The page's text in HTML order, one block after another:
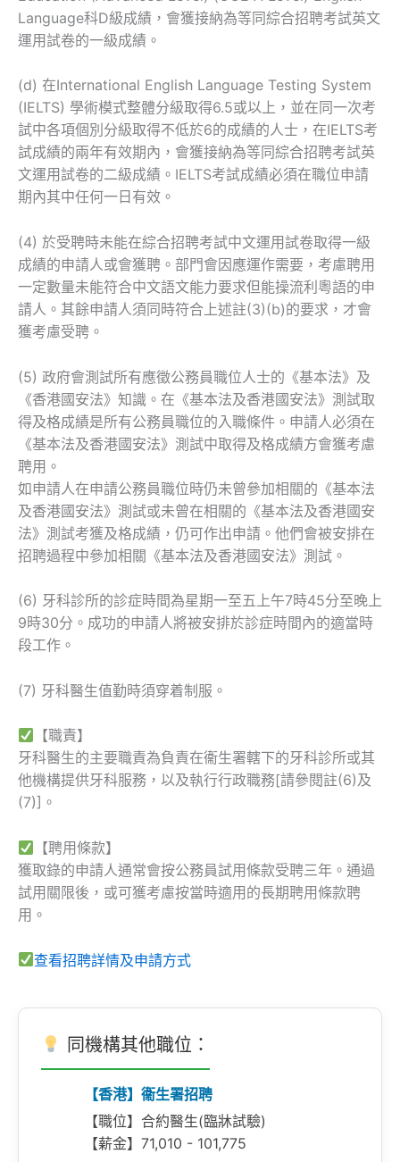
Language科D級成績，會獲接納為等同綜合招聘考試英文
運用試卷的一級成績。
(d) 在International English Language Testing System
(IELTS) 學術模式整體分級取得6.5或以上，並在同一次考
試中各項個別分級取得不低於6的成績的人士，在IELTS考
試成績的兩年有效期內，會獲接納為等同綜合招聘考試英
文運用試卷的二級成績。IELTS考試成績必須在職位申請
期內其中任何一日有效。
(4) 於受聘時未能在綜合招聘考試中文運用試卷取得一級
成績的申請人或會獲聘。部門會因應運作需要，考慮聘用
一定數量未能符合中文語文能力要求但能操流利粵語的申
請人。其餘申請人須同時符合上述註(3)(b)的要求，才會
獲考慮受聘。
(5) 政府會測試所有應徵公務員職位人士的《基本法》及
《香港國安法》知識。在《基本法及香港國安法》測試取
得及格成績是所有公務員職位的入職條件。申請人必須在
《基本法及香港國安法》測試中取得及格成績方會獲考慮
聘用。
如申請人在申請公務員職位時仍未曾參加相關的《基本法
及香港國安法》測試或未曾在相關的《基本法及香港國安
法》測試考獲及格成績，仍可作出申請。他們會被安排在
招聘過程中參加相關《基本法及香港國安法》測試。
(6) 牙科診所的診症時間為星期一至五上午7時45分至晚上
9時30分。成功的申請人將被安排於診症時間內的適當時
段工作。
(7) 牙科醫生值勤時須穿着制服。
【職責】
牙科醫生的主要職責為負責在衞生署轄下的牙科診所或其
他機構提供牙科服務，以及執行行政職務[請參閱註(6)及
(7)]。
【聘用條款】
獲取錄的申請人通常會按公務員試用條款受聘三年。通過
試用關限後，或可獲考慮按當時適用的長期聘用條款聘
用。
查看招聘詳情及申請方式
同機構其他職位：
【香港】衞生署招聘
【職位】合約醫生(臨牀試驗)
【薪金】71,010 - 101,775